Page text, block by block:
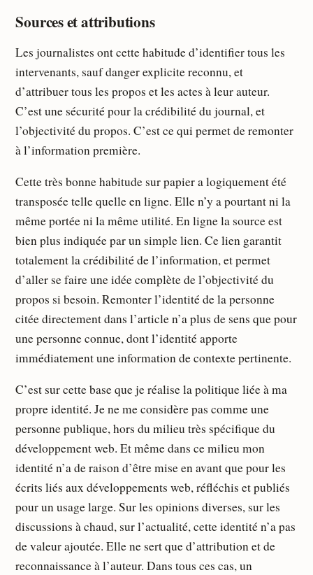
Sources et attributions
Les journalistes ont cette habitude d’identifier tous les
intervenants, sauf danger explicite reconnu, et
d’attribuer tous les propos et les actes à leur auteur.
C’est une sécurité pour la crédibilité du journal, et
l’objectivité du propos. C’est ce qui permet de remonter
à l’information première.
Cette très bonne habitude sur papier a logiquement été
transposée telle quelle en ligne. Elle n’y a pourtant ni la
même portée ni la même utilité. En ligne la source est
bien plus indiquée par un simple lien. Ce lien garantit
totalement la crédibilité de l’information, et permet
d’aller se faire une idée complète de l’objectivité du
propos si besoin. Remonter l’identité de la personne
citée directement dans l’article n’a plus de sens que pour
une personne connue, dont l’identité apporte
immédiatement une information de contexte pertinente.
C’est sur cette base que je réalise la politique liée à ma
propre identité. Je ne me considère pas comme une
personne publique, hors du milieu très spécifique du
développement web. Et même dans ce milieu mon
identité n’a de raison d’être mise en avant que pour les
écrits liés aux développements web, réfléchis et publiés
pour un usage large. Sur les opinions diverses, sur les
discussions à chaud, sur l’actualité, cette identité n’a pas
de valeur ajoutée. Elle ne sert que d’attribution et de
reconnaissance à l’auteur. Dans tous ces cas, un